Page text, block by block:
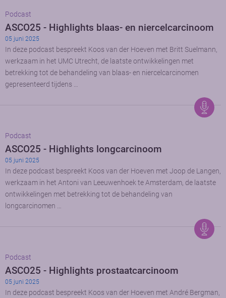
Podcast
ASCO25 - Highlights blaas- en niercelcarcinoom
05 juni 2025
In deze podcast bespreekt Koos van der Hoeven met Britt Suelmann,
werkzaam in het UMC Utrecht, de laatste ontwikkelingen met
betrekking tot de behandeling van blaas- en niercelcarcinomen
gepresenteerd tijdens …
Podcast
ASCO25 - Highlights longcarcinoom
05 juni 2025
In deze podcast bespreekt Koos van der Hoeven met Joop de Langen,
werkzaam in het Antoni van Leeuwenhoek te Amsterdam, de laatste
ontwikkelingen met betrekking tot de behandeling van
longcarcinomen …
Podcast
ASCO25 - Highlights prostaatcarcinoom
05 juni 2025
In deze podcast bespreekt Koos van der Hoeven met André Bergman,